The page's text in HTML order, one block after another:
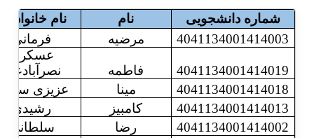
شماره دانشجویی نام
نام
4041134001414003
مرضیه فرمانی
4041134001414019 فاطمه
عسکری
نصرآبادعلیا
4041134001414018
مینا
عزیزی
4041134001414013
کامبیز
رشیدی
4041134001414002
رضا
سلطانی